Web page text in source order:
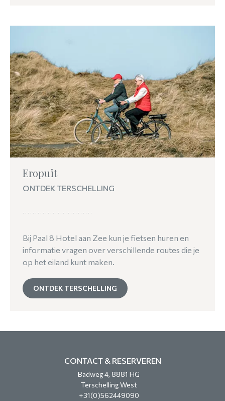
Eropuit
ONTDEK TERSCHELLING
Bij Paal 8 Hotel aan Zee kun je fietsen huren en
informatie vragen over verschillende routes die je
op het eiland kunt maken.
ONTDEK TERSCHELLING
CONTACT & RESERVEREN
Badweg 4, 8881 HG
Terschelling West
+31(0)562449090